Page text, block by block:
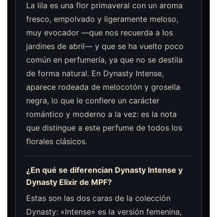
La lila es una flor primaveral con un aroma
fresco, empolvado y ligeramente meloso,
muy evocador —que nos recuerda a los
jardines de abril— y que se ha vuelto poco
común en perfumería, ya que no se destila
de forma natural. En Dynasty Intense,
aparece rodeada de melocotón y grosella
negra, lo que le confiere un carácter
romántico y moderno a la vez: es la nota
que distingue a este perfume de todos los
florales clásicos.
¿En qué se diferencian Dynasty Intense y
Dynasty Elixir de MPF?
Estas son las dos caras de la colección
Dynasty: «Intense» es la versión femenina,